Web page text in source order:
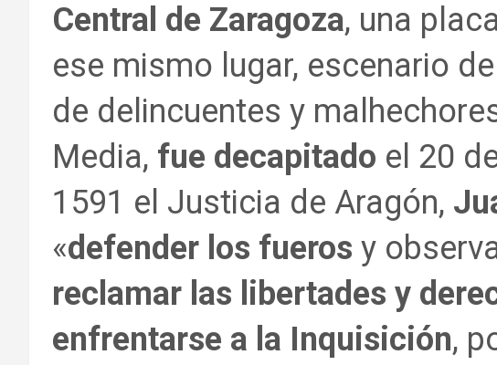
Central de Zaragoza, una
ese mismo lugar, escenario
de delincuentes y
Media, fue decapitado el 20
1591 el Justicia de Aragón,
«defender los fueros y
reclamar las libertades y
enfrentarse a la Inquisición,